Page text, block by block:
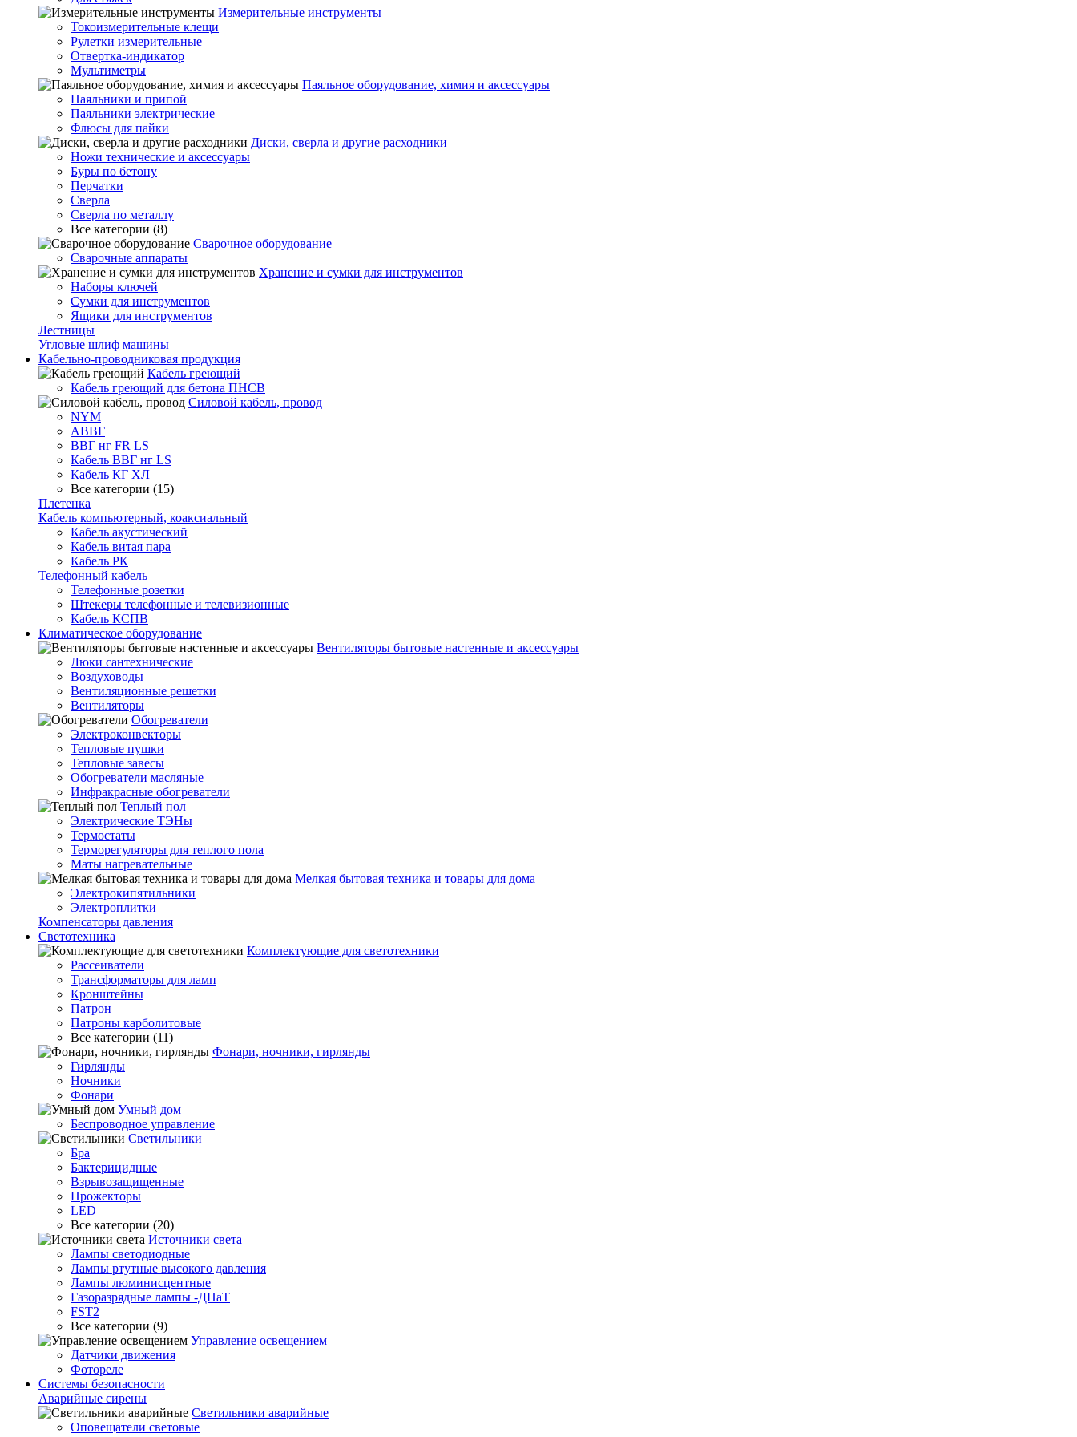
Измерительные инструменты
Токоизмерительные клещи
Рулетки измерительные
Отвертка-индикатор
Мультиметры
Паяльное оборудование, химия и аксессуары
Паяльники и припой
Паяльники электрические
Флюсы для пайки
Диски, сверла и другие расходники
Ножи технические и аксессуары
Буры по бетону
Перчатки
Сверла
Сверла по металлу
Все категории (8)
Сварочное оборудование
Сварочные аппараты
Хранение и сумки для инструментов
Наборы ключей
Сумки для инструментов
Ящики для инструментов
Лестницы
Угловые шлиф машины
Кабельно-проводниковая продукция
Кабель греющий
Кабель греющий для бетона ПНСВ
Силовой кабель, провод
NYM
АВВГ
ВВГ нг FR LS
Кабель ВВГ нг LS
Кабель КГ ХЛ
Все категории (15)
Плетенка
Кабель компьютерный, коаксиальный
Кабель акустический
Кабель витая пара
Кабель РК
Телефонный кабель
Телефонные розетки
Штекеры телефонные и телевизионные
Кабель КСПВ
Климатическое оборудование
Вентиляторы бытовые настенные и аксессуары
Люки сантехнические
Воздуховоды
Вентиляционные решетки
Вентиляторы
Обогреватели
Электроконвекторы
Тепловые пушки
Тепловые завесы
Обогреватели масляные
Инфракрасные обогреватели
Теплый пол
Электрические ТЭНы
Термостаты
Терморегуляторы для теплого пола
Маты нагревательные
Мелкая бытовая техника и товары для дома
Электрокипятильники
Электроплитки
Компенсаторы давления
Светотехника
Комплектующие для светотехники
Рассеиватели
Трансформаторы для ламп
Кронштейны
Патрон
Патроны карболитовые
Все категории (11)
Фонари, ночники, гирлянды
Гирлянды
Ночники
Фонари
Умный дом
Беспроводное управление
Светильники
Бра
Бактерицидные
Взрывозащищенные
Прожекторы
LED
Все категории (20)
Источники света
Лампы светодиодные
Лампы ртутные высокого давления
Лампы люминисцентные
Газоразрядные лампы -ДНаТ
FST2
Все категории (9)
Управление освещением
Датчики движения
Фотореле
Системы безопасности
Аварийные сирены
Светильники аварийные
Оповещатели световые